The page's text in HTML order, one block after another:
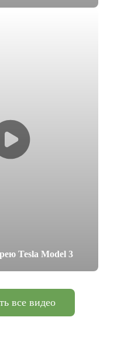
Tesla Model 3
все видео